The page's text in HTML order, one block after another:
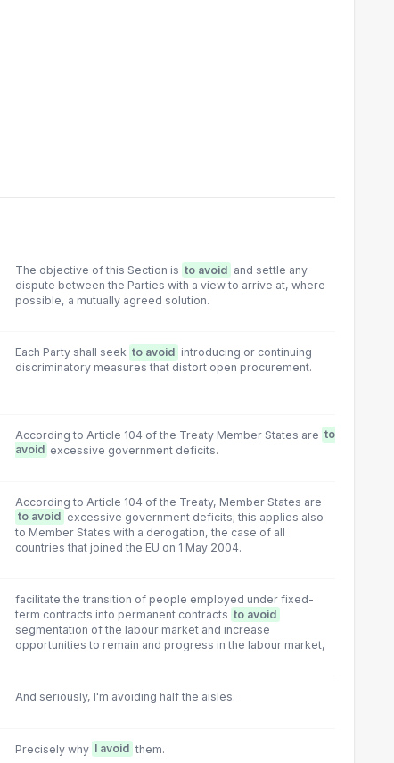
The objective of this Section is to avoid and settle any
dispute between the Parties with a view to arrive at, where
possible, a mutually agreed solution.
Each Party shall seek to avoid introducing or continuing
discriminatory measures that distort open procurement.
According to Article 104 of the Treaty Member States are to
avoid excessive government deficits.
According to Article 104 of the Treaty, Member States are
to avoid
excessive government deficits; this applies also
to Member States with a derogation, the case of all
countries that joined the EU on 1 May 2004.
facilitate the transition of people employed under fixed-
term contracts into permanent contracts to avoid
segmentation of the labour market and increase
opportunities to remain and progress in the labour market,
And seriously, I'm avoiding half the aisles.
Precisely why I avoid them.